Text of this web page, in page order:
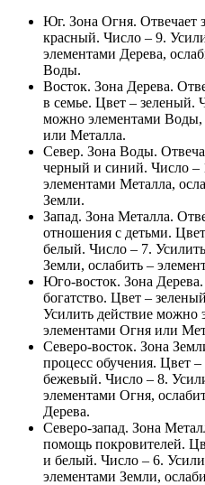
Юг. Зона Огня. Отвечает
красный. Число – 9.
элементами Дерева,
Воды.
Восток. Зона Дерева.
в семье. Цвет – зеленый.
можно элементами Воды,
или Металла.
Север. Зона Воды.
черный и синий. Число –
элементами Металла,
Земли.
Запад. Зона Металла.
отношения с детьми.
белый. Число – 7.
Земли, ослабить –
Юго-восток. Зона Дерева.
богатство. Цвет –
Усилить действие можно
элементами Огня или
Северо-восток. Зона
процесс обучения. Цвет
бежевый. Число – 8.
элементами Огня,
Дерева.
Северо-запад. Зона
помощь покровителей.
и белый. Число – 6.
элементами Земли,